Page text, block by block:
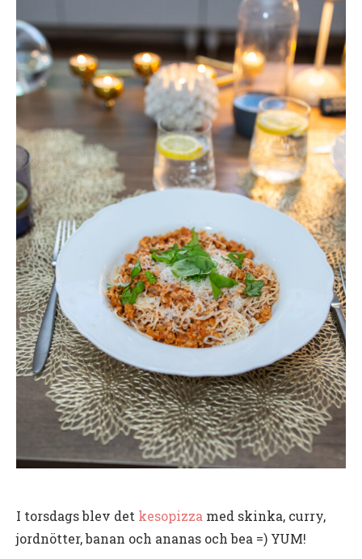
I torsdags blev det kesopizza med skinka, curry,
jordnötter, banan och ananas och bea =) YUM!